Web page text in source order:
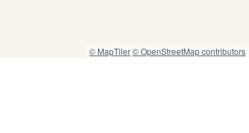
© MapTiler© OpenStreetMap contributors